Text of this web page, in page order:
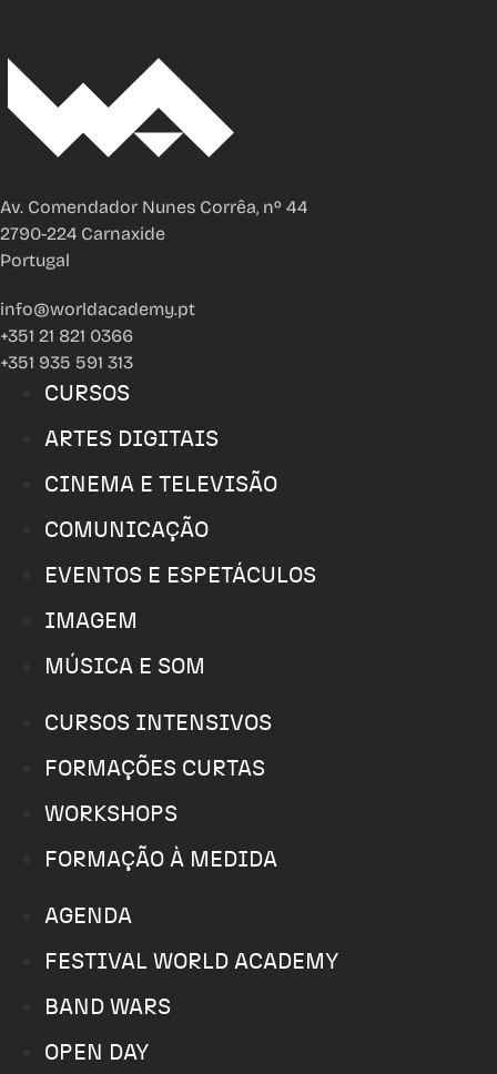
Av. Comendador Nunes Corrêa, nº 44
2790-224 Carnaxide
Portugal
info@worldacademy.pt
+351 21 821 0366
+351 935 591 313
CURSOS
ARTES DIGITAIS
CINEMA E TELEVISÃO
COMUNICAÇÃO
EVENTOS E ESPETÁCULOS
IMAGEM
MÚSICA E SOM
CURSOS INTENSIVOS
FORMAÇÕES CURTAS
WORKSHOPS
FORMAÇÃO À MEDIDA
AGENDA
FESTIVAL WORLD ACADEMY
BAND WARS
OPEN DAY